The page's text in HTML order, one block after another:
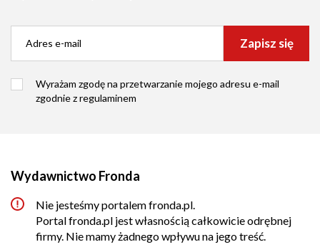
Zapisz się
Wyrażam zgodę na przetwarzanie mojego adresu e-mail
zgodnie zregulaminem
Wydawnictwo Fronda
Nie jesteśmy portalem fronda.pl.
Portal fronda.pl jest własnością całkowicie odrębnej
firmy. Nie mamy żadnego wpływu na jego treść.